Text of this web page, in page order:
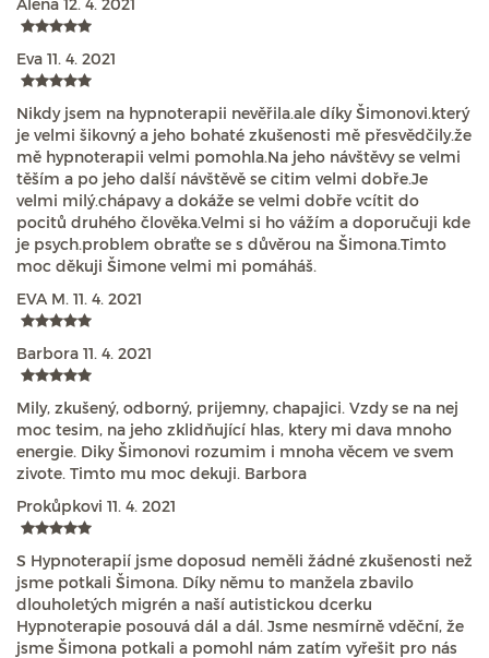
Alena 12. 4. 2021
Eva 11. 4. 2021
Nikdy jsem na hypnoterapii nevěřila.ale díky Šimonovi.který
je velmi šikovný a jeho bohaté zkušenosti mě přesvědčily.že
mě hypnoterapii velmi pomohla.Na jeho návštěvy se velmi
těším a po jeho další návštěvě se citim velmi dobře.Je
velmi milý.chápavy a dokáže se velmi dobře vcítit do
pocitů druhého člověka.Velmi si ho vážím a doporučuji kde
je psych.problem obraťte se s důvěrou na Šimona.Timto
moc děkuji Šimone velmi mi pomáháš.
EVA M. 11. 4. 2021
Barbora 11. 4. 2021
Mily, zkušený, odborný, prijemny, chapajici. Vzdy se na nej
moc tesim, na jeho zklidňující hlas, ktery mi dava mnoho
energie. Diky Šimonovi rozumim i mnoha věcem ve svem
zivote. Timto mu moc dekuji. Barbora
Prokůpkovi 11. 4. 2021
S Hypnoterapií jsme doposud neměli žádné zkušenosti než
jsme potkali Šimona. Díky němu to manžela zbavilo
dlouholetých migrén a naší autistickou dcerku
Hypnoterapie posouvá dál a dál. Jsme nesmírně vděční, že
jsme Šimona potkali a pomohl nám zatím vyřešit pro nás